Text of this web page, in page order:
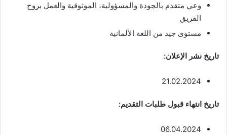
وعي متقدم بالجودة والمسؤولية، الموثوقية والعمل بروح
الفريق
مستوى جيد من اللغة الألمانية
تاريخ نشر الإعلان:
21.02.2024
تاريخ انتهاء قبول طلبات التقديم:
06.04.2024